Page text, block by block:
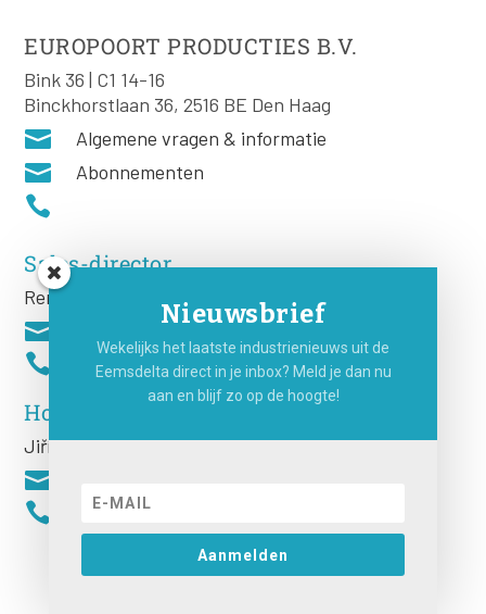
EUROPOORT PRODUCTIES B.V.
Bink 36 | C1 14-16
Binckhorstlaan 36, 2516 BE Den Haag
 Algemene vragen & informatie
 Abonnementen

Sales-director
Remco Rooij


Hoofdredacteur
JiříHartog


Nieuwsbrief
Wekelijks het laatste industrienieuws uit de
Eemsdelta direct in je inbox? Meld je dan nu
aan en blijf zo op de hoogte!
Aanmelden